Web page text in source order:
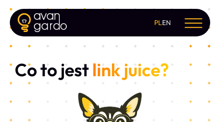
PLEN
Co to jest link juice?